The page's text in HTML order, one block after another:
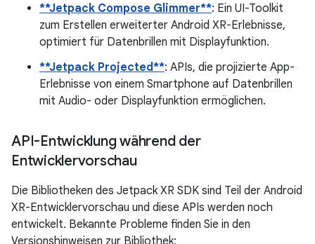
**Jetpack Compose Glimmer**: Ein UI-Toolkit
zum Erstellen erweiterter Android XR-Erlebnisse,
optimiert für Datenbrillen mit Displayfunktion.
**Jetpack Projected**: APIs, die projizierte App-
Erlebnisse von einem Smartphone auf Datenbrillen
mit Audio- oder Displayfunktion ermöglichen.
API-Entwicklung während der
Entwicklervorschau
Die Bibliotheken des Jetpack XR SDK sind Teil der Android
XR-Entwicklervorschau und diese APIs werden noch
entwickelt. Bekannte Probleme finden Sie in den
Versionshinweisen zur Bibliothek: